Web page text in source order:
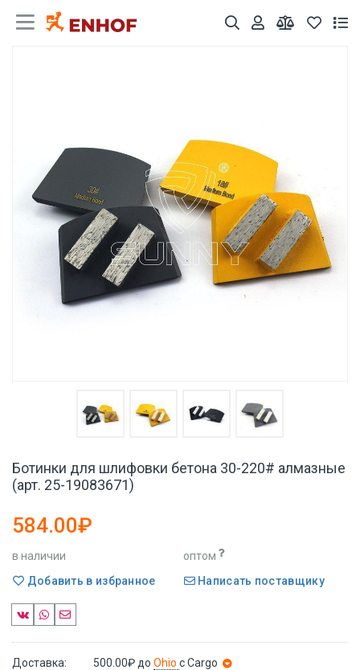
Ботинки для шлифовки бетона 30-220# алмазные
(арт. 25-19083671)
584.00₽
в наличии
оптом
Добавить в избранное
Написать поставщику
Доставка: 500.00₽ до Ohio с Cargo